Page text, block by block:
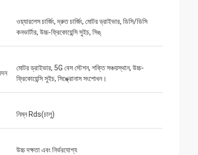
ওয়্যারলেস চার্জিং, দ্রুত চার্জিং, মোটর ড্রাইভার, ডিসি/ডিসি
কনভার্টার, উচ্চ-ফ্রিকোয়েন্সি সুইচ, সিঙ্
মোটর ড্রাইভার, 5G বেস স্টেশন, শক্তি সঞ্চয়স্থান, উচ্চ-
ফ্রিকোয়েন্সি সুইচ, সিঙ্ক্রোনাস সংশোধন।
নিম্ন Rds(চালু)
উচ্চ দক্ষতা এবং নির্ভরযোগ্য